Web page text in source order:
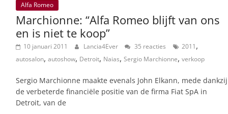
Alfa Romeo
Marchionne: “Alfa Romeo blijft van ons
en is niet te koop”
10 januari 2011 Lancia4Ever 35 reacties 2011,
autosalon, autoshow, Detroit, Naias, Sergio Marchionne, verkoop
Sergio Marchionne maakte evenals John Elkann, mede dankzij
de verbeterde financiële positie van de firma Fiat SpA in
Detroit, van de